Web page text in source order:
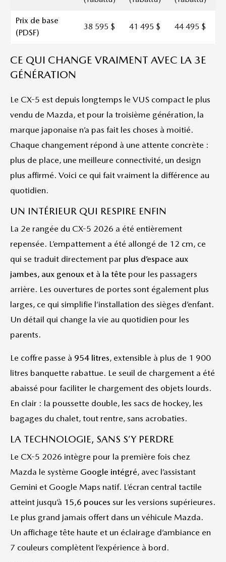
Prix de base
(PDSF)
38 595 $ 41 495 $ 44 495 $
CE QUI CHANGE VRAIMENT AVEC LA 3E
GÉNÉRATION
Le CX-5 est depuis longtemps le VUS compact le plus
vendu de Mazda, et pour la troisième génération, la
marque japonaise n’a pas fait les choses à moitié.
Chaque changement répond à une attente concrète :
plus de place, une meilleure connectivité, un design
plus affirmé. Voici ce qui fait vraiment la différence au
quotidien.
UN INTÉRIEUR QUI RESPIRE ENFIN
La 2e rangée du CX-5 2026 a été entièrement
repensée. L’empattement a été allongé de 12 cm, ce
qui se traduit directement par plus d’espace aux
jambes, aux genoux et à la tête pour les passagers
arrière. Les ouvertures de portes sont également plus
larges, ce qui simplifie l’installation des sièges d’enfant.
Un détail qui change la vie au quotidien pour les
parents.
Le coffre passe à 954 litres, extensible à plus de 1 900
litres banquette rabattue. Le seuil de chargement a été
abaissé pour faciliter le chargement des objets lourds.
En clair : la poussette double, les sacs de hockey, les
bagages du chalet, tout rentre, sans acrobaties.
LA TECHNOLOGIE, SANS S’Y PERDRE
Le CX-5 2026 intègre pour la première fois chez
Mazda le système Google intégré, avec l’assistant
Gemini et Google Maps natif. L’écran central tactile
atteint jusqu’à 15,6 pouces sur les versions supérieures.
Le plus grand jamais offert dans un véhicule Mazda.
Un affichage tête haute et un éclairage d’ambiance en
7 couleurs complètent l’expérience à bord.